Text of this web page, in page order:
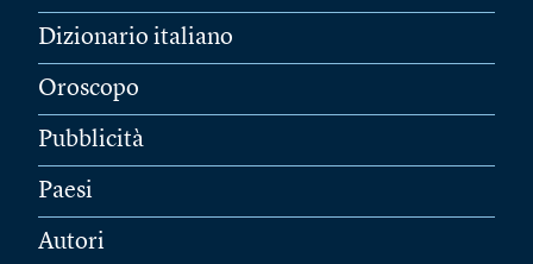
Dizionario italiano
Oroscopo
Pubblicità
Paesi
Autori